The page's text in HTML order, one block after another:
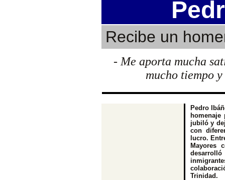
Recibe un
- Me aporta mucha
mucho tiempo
Pedro
jubiló y
con
lucro.
Mayores
Trinidad.